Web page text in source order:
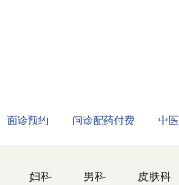
面诊预约 问诊配药付费 中
妇科 男科 皮肤科